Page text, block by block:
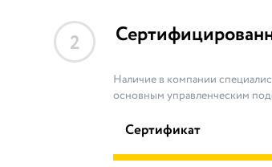
2
Наличие в компании
основным управленческим
Сертификат